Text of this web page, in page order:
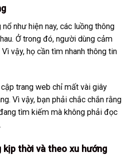
như hiện nay, các luồng thông
Ở trong đó, người dùng cảm
vậy, họ cần tìm nhanh thông tin
trang web chỉ mất vài giây
Vì vậy, bạn phải chắc chắn rằng
tìm kiếm mà không phải đọc
kịp thời và theo xu hướng